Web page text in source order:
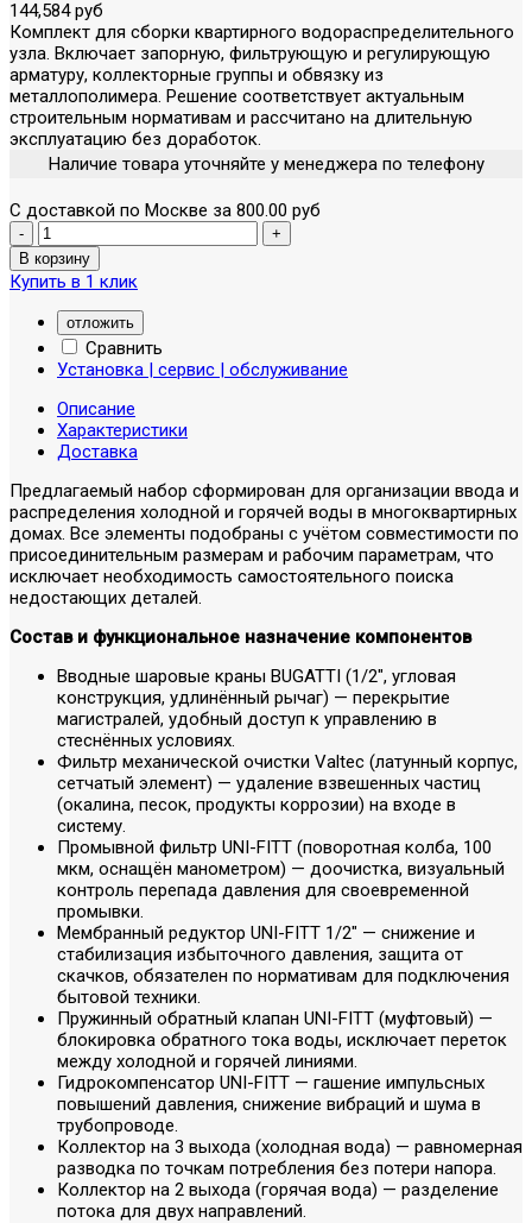
144,584 руб
Комплект для сборки квартирного водораспределительного
узла. Включает запорную, фильтрующую и регулирующую
арматуру, коллекторные группы и обвязку из
металлополимера. Решение соответствует актуальным
строительным нормативам и рассчитано на длительную
эксплуатацию без доработок.
Наличие товара уточняйте у менеджера по телефону
С доставкой по Москве за 800.00 руб
Купить в 1 клик
отложить
Сравнить
Установка | сервис | обслуживание
Описание
Характеристики
Доставка
Предлагаемый набор сформирован для организации ввода и
распределения холодной и горячей воды в многоквартирных
домах. Все элементы подобраны с учётом совместимости по
присоединительным размерам и рабочим параметрам, что
исключает необходимость самостоятельного поиска
недостающих деталей.
Состав и функциональное назначение компонентов
Вводные шаровые краны BUGATTI (1/2", угловая
конструкция, удлинённый рычаг) — перекрытие
магистралей, удобный доступ к управлению в
стеснённых условиях.
Фильтр механической очистки Valtec (латунный корпус,
сетчатый элемент) — удаление взвешенных частиц
(окалина, песок, продукты коррозии) на входе в
систему.
Промывной фильтр UNI-FITT (поворотная колба, 100
мкм, оснащён манометром) — доочистка, визуальный
контроль перепада давления для своевременной
промывки.
Мембранный редуктор UNI-FITT 1/2" — снижение и
стабилизация избыточного давления, защита от
скачков, обязателен по нормативам для подключения
бытовой техники.
Пружинный обратный клапан UNI-FITT (муфтовый) —
блокировка обратного тока воды, исключает переток
между холодной и горячей линиями.
Гидрокомпенсатор UNI-FITT — гашение импульсных
повышений давления, снижение вибраций и шума в
трубопроводе.
Коллектор на 3 выхода (холодная вода) — равномерная
разводка по точкам потребления без потери напора.
Коллектор на 2 выхода (горячая вода) — разделение
потока для двух направлений.